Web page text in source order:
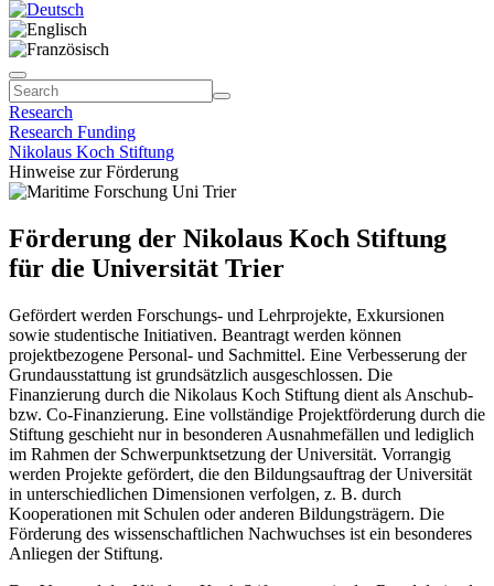
Research
Research Funding
Nikolaus Koch Stiftung
Hinweise zur Förderung
Förderung der Nikolaus Koch Stiftung
für die Universität Trier
Gefördert werden Forschungs- und Lehrprojekte, Exkursionen
sowie studentische Initiativen. Beantragt werden können
projektbezogene Personal- und Sachmittel. Eine Verbesserung der
Grundausstattung ist grundsätzlich ausgeschlossen. Die
Finanzierung durch die Nikolaus Koch Stiftung dient als Anschub-
bzw. Co-Finanzierung. Eine vollständige Projektförderung durch die
Stiftung geschieht nur in besonderen Ausnahmefällen und lediglich
im Rahmen der Schwerpunktsetzung der Universität. Vorrangig
werden Projekte gefördert, die den Bildungsauftrag der Universität
in unterschiedlichen Dimensionen verfolgen, z. B. durch
Kooperationen mit Schulen oder anderen Bildungsträgern. Die
Förderung des wissenschaftlichen Nachwuchses ist ein besonderes
Anliegen der Stiftung.